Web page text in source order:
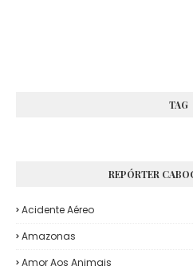
TAG
REPÓRTER
Acidente Aéreo
Amazonas
Amor Aos Animais